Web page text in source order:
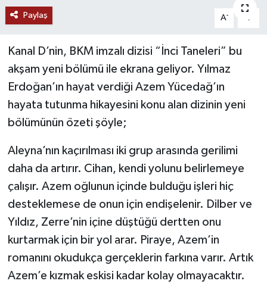
Paylaş A- A
Kanal D’nin, BKM imzalı dizisi “İnci Taneleri” bu
akşam yeni bölümü ile ekrana geliyor. Yılmaz
Erdoğan’ın hayat verdiği Azem Yücedağ’ın
hayata tutunma hikayesini konu alan dizinin yeni
bölümünün özeti şöyle;
Aleyna’nın kaçırılması iki grup arasında gerilimi
daha da artırır. Cihan, kendi yolunu belirlemeye
çalışır. Azem oğlunun içinde bulduğu işleri hiç
desteklemese de onun için endişelenir. Dilber ve
Yıldız, Zerre’nin içine düştüğü dertten onu
kurtarmak için bir yol arar. Piraye, Azem’in
romanını okudukça gerçeklerin farkına varır. Artık
Azem’e kızmak eskisi kadar kolay olmayacaktır.
Tüm Manşetler
Haber Arşivi